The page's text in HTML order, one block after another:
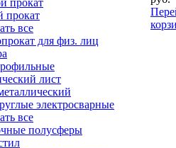
прокат
прокат
все
для физ. лиц
лист
электросварные
все
полусферы